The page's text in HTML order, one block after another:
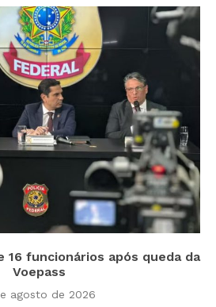
16 funcionários após queda da
Voepass
agosto de 2026